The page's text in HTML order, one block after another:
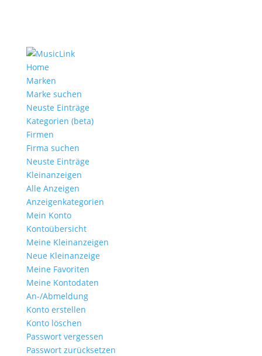
Home
Marken
Marke suchen
Neuste Einträge
Kategorien (beta)
Firmen
Firma suchen
Neuste Einträge
Kleinanzeigen
Alle Anzeigen
Anzeigen­kategorien
Mein Konto
Kontoübersicht
Meine Kleinanzeigen
Neue Kleinanzeige
Meine Favoriten
Meine Kontodaten
An-/Abmeldung
Konto erstellen
Konto löschen
Passwort vergessen
Passwort zurücksetzen